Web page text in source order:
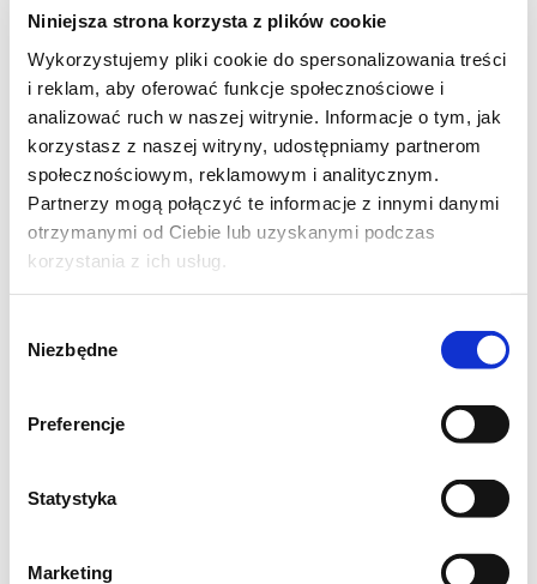
Niniejsza strona korzysta z plików cookie
Wykorzystujemy pliki cookie do spersonalizowania treści
i reklam, aby oferować funkcje społecznościowe i
analizować ruch w naszej witrynie. Informacje o tym, jak
korzystasz z naszej witryny, udostępniamy partnerom
społecznościowym, reklamowym i analitycznym.
Partnerzy mogą połączyć te informacje z innymi danymi
otrzymanymi od Ciebie lub uzyskanymi podczas
korzystania z ich usług.
zgody
Niezbędne
Preferencje
Statystyka
Marketing
3 łyżki oleju kokosowego
Mus z borówek:
300 g borówek + garść do dekoracji
3 łyżki nasion chia
3 łyżki erytrytolu lub ksylitolu
* PRZYGOTOWANIE Spód Daktyle zalej
wrzątkiem i odstaw na kwadrans. Odlej wodę
i jeszcze ciepłe zmiksuj na purée wraz z
olejem kokosowym. Połącz z amarantusem i
zagnieć. Masą wyłóż spód formy pokrytej
papierem do pieczenia. Wygładź szpatułką i
włóż do lodówki do czasu przygotowania